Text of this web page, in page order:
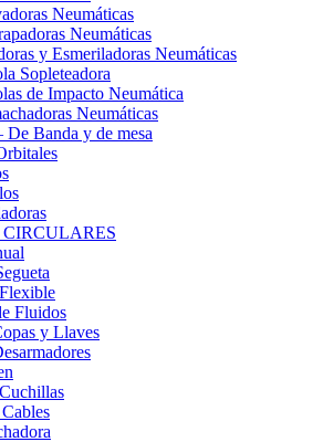
Neumáticas
Neumáticas
y Esmeriladoras Neumáticas
Sopleteadora
de Impacto Neumática
Neumáticas
De Banda y de mesa
CIRCULARES
Fluidos
y Llaves